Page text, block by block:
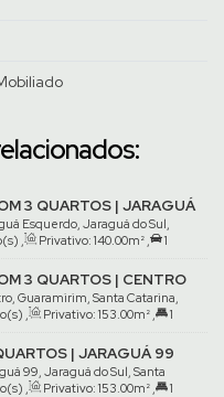
3 QUARTOS | JARAGUÁ
Esquerdo, Jaraguá do Sul,
, Privativo: 140.00m² ,
1
3 QUARTOS | CENTRO
Guaramirim, Santa Catarina,
, Privativo: 153.00m² ,
1
| JARAGUÁ 99
99, Jaraguá do Sul, Santa
, Privativo: 153.00m² ,
1